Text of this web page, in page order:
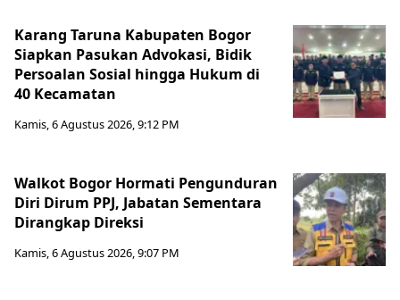
Karang Taruna Kabupaten Bogor
Siapkan Pasukan Advokasi, Bidik
Persoalan Sosial hingga Hukum di
40 Kecamatan
Kamis, 6 Agustus 2026, 9:12 PM
Walkot Bogor Hormati Pengunduran
Diri Dirum PPJ, Jabatan Sementara
Dirangkap Direksi
Kamis, 6 Agustus 2026, 9:07 PM